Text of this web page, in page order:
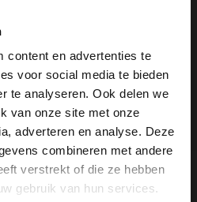
content en advertenties te
voor social media te bieden
te analyseren. Ook delen we
van onze site met onze
adverteren en analyse. Deze
combineren met andere
verstrekt of die ze hebben
gebruik van hun services.
+18
×
in English?
isn't Dutch. Would